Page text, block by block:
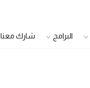
البرامج شارك معنا